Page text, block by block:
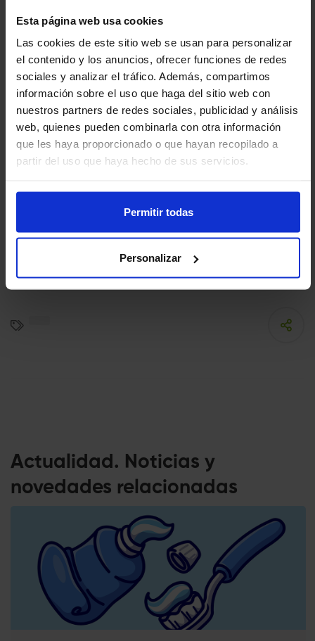
Esta página web usa cookies
Las cookies de este sitio web se usan para personalizar
el contenido y los anuncios, ofrecer funciones de redes
sociales y analizar el tráfico. Además, compartimos
información sobre el uso que haga del sitio web con
nuestros partners de redes sociales, publicidad y análisis
web, quienes pueden combinarla con otra información
que les haya proporcionado o que hayan recopilado a
partir del uso que haya hecho de sus servicios.
Permitir todas
Personalizar
sobrevida de un solo cigarrillo que una persona
cigarrillo que fumas te va a costar 20 minutos de
vida, 20 minutos menos que vas a vivir. Dos
cigarrillos, 40 minutos, tres una hora menos.
Este es un mensaje sencillo, pero potencialmente
poderoso, acerca de por qué no debes fumar o por
qué debes dejarlo. Con cada cigarrillo te quitas 20
minutos de vida.
Más información
Actualidad. Noticias y
novedades relacionadas